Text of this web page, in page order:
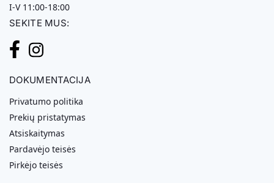
I-V 11:00-18:00
SEKITE MUS:
DOKUMENTACIJA
Privatumo politika
Prekių pristatymas
Atsiskaitymas
Pardavėjo teisės
Pirkėjo teisės